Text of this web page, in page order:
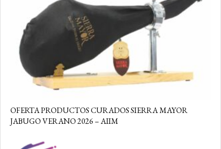
OFERTA PRODUCTOS CURADOS SIERRA MAYOR
JABUGO VERANO 2026 – AIIM